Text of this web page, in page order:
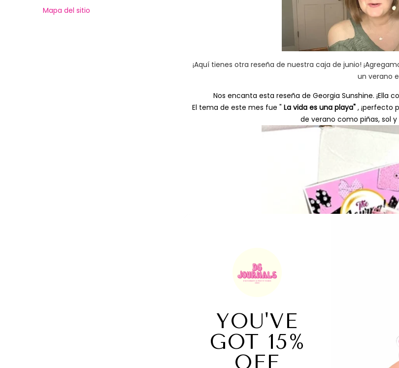
¡Aquí tienes otra reseña de nuestra caja de junio!
un verano
Nos encanta esta reseña de Georgia Sunshine.
El tema de este mes fue " La vida es una playa" , ¡perfecto
de verano como piñas, sol
Mapa del sitio